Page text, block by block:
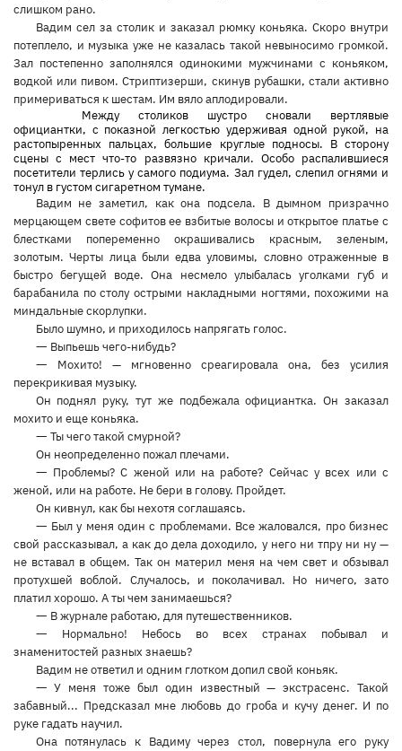
слишком рано.
Вадим сел за столик и заказал рюмку коньяка. Скоро внутри
потеплело, и музыка уже не казалась такой невыносимо громкой.
Зал постепенно заполнялся одинокими мужчинами с коньяком,
водкой или пивом. Стриптизерши, скинув рубашки, стали активно
примериваться к шестам. Им вяло аплодировали.
Между столиков шустро сновали вертлявые
официантки, с показной легкостью удерживая одной рукой, на
растопыренных пальцах, большие круглые подносы. В сторону
сцены с мест что-то развязно кричали. Особо распалившиеся
посетители терлись у самого подиума. Зал гудел, слепил огнями и
тонул в густом сигаретном тумане.
Вадим не заметил, как она подсела. В дымном призрачно
мерцающем свете софитов ее взбитые волосы и открытое платье с
блестками попеременно окрашивались красным, зеленым,
золотым. Черты лица были едва уловимы, словно отраженные в
быстро бегущей воде. Она несмело улыбалась уголками губ и
барабанила по столу острыми накладными ногтями, похожими на
миндальные скорлупки.
Было шумно, и приходилось напрягать голос.
— Выпьешь чего-нибудь?
—
Мохито! — мгновенно среагировала она, без усилия
перекрикивая музыку.
Он поднял руку, тут же подбежала официантка. Он заказал
мохито и еще коньяка.
— Ты чего такой смурной?
Он неопределенно пожал плечами.
— Проблемы? С женой или на работе? Сейчас у всех или с
женой, или на работе. Не бери в голову. Пройдет.
Он кивнул, как бы нехотя соглашаясь.
— Был у меня один с проблемами. Все жаловался, про бизнес
свой рассказывал, а как до дела доходило, у него ни тпру ни ну —
не вставал в общем. Так он материл меня на чем свет и обзывал
протухшей воблой. Случалось, и поколачивал. Но ничего, зато
платил хорошо. А ты чем занимаешься?
— В журнале работаю, для путешественников.
—
Нормально! Небось во всех странах побывал и
знаменитостей разных знаешь?
Вадим не ответил и одним глотком допил свой коньяк.
—У меня тоже был один известный — экстрасенс. Такой
забавный... Предсказал мне любовь до гроба и кучу денег. И по
руке гадать научил.
Она потянулась к Вадиму через стол, повернула его руку